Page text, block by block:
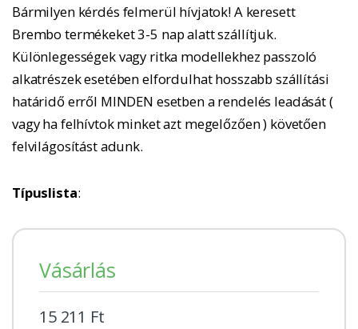
Bármilyen kérdés felmerül hívjatok! A keresett
Brembo termékeket 3-5 nap alatt szállítjuk.
Különlegességek vagy ritka modellekhez passzoló
alkatrészek esetében elfordulhat hosszabb szállítási
határidő erről MINDEN esetben a rendelés leadását (
vagy ha felhívtok minket azt megelőzően ) követően
felvilágosítást adunk.
Típuslista:
Vásárlás
15 211 Ft